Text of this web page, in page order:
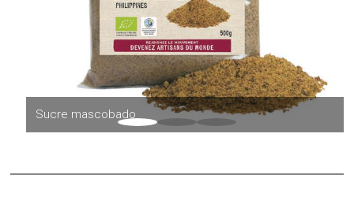
Sucre mascobado